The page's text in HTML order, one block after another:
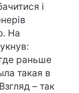
і
На
раньше
такая в
– так